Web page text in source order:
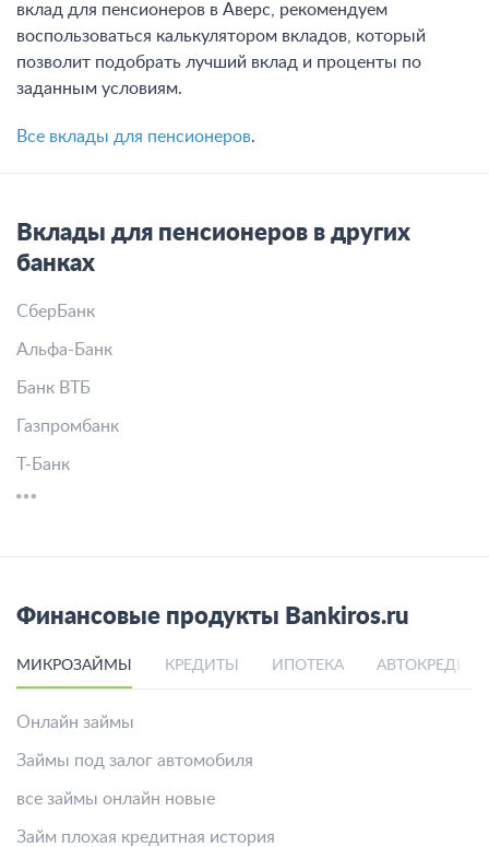
вклад для пенсионеров в Аверс, рекомендуем
воспользоваться калькулятором вкладов, который
позволит подобрать лучший вклад и проценты по
заданным условиям.
Все вклады для пенсионеров.
Вклады для пенсионеров в других
банках
СберБанк
Альфа-Банк
Банк ВТБ
Газпромбанк
Т-Банк
Финансовые продукты Bankiros.ru
МИКРОЗАЙМЫ КРЕДИТЫ ИПОТЕКА
Онлайн займы
Займы под залог автомобиля
все займы онлайн новые
Займ плохая кредитная история